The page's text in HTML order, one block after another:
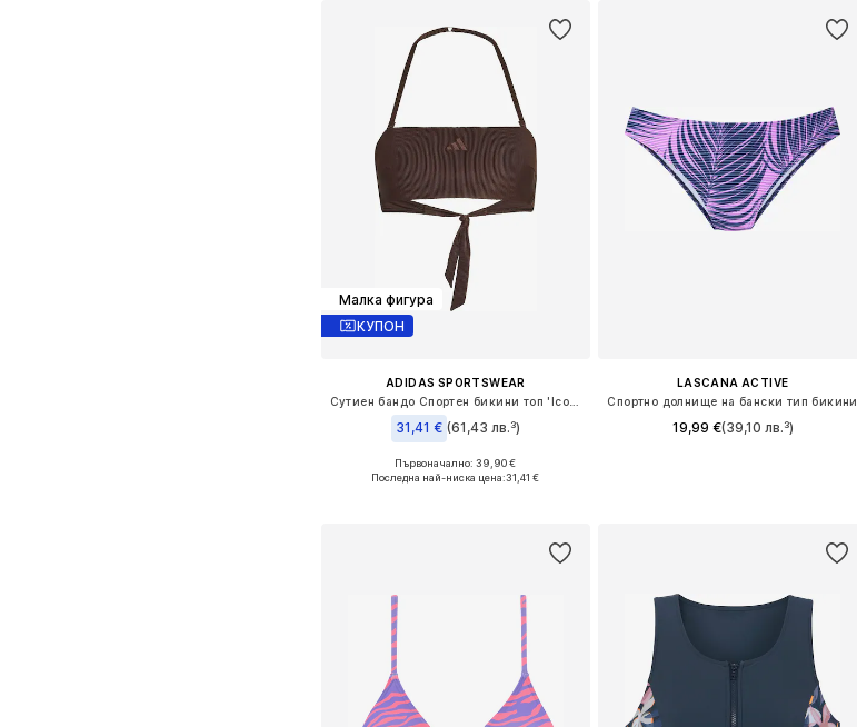
Малка фигура
КУПОН
ADIDAS SPORTSWEAR
31,41 € (61,43 лв.³)
Налични размери: 70, 75, 75, 80
Първоначално: 39,90 €
Последна най-ниска цена:31,41 €
LASCANA ACTIVE
Спортно долнище на бански тип бикини
19,99 €(39,10 лв.³)